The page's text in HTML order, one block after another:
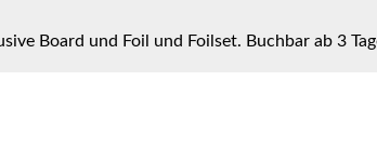
Board und Foil und Foilset. Buchbar ab 3